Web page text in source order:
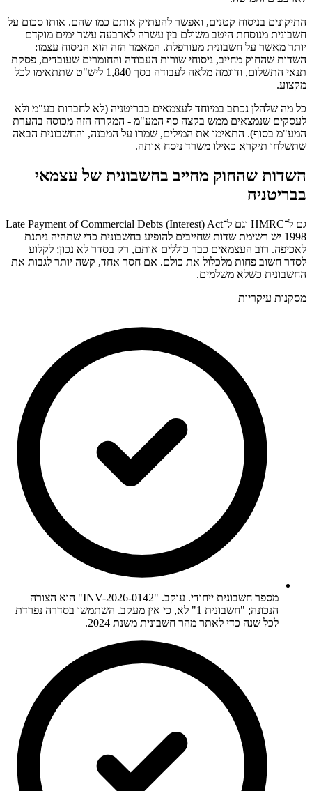
התיקונים בניסוח קטנים, ואפשר להעתיק אותם כמו שהם. אותו סכום על
חשבונית מנוסחת היטב משולם בין עשרה לארבעה עשר ימים מוקדם
יותר מאשר על חשבונית מעורפלת. המאמר הזה הוא הניסוח עצמו:
השדות שהחוק מחייב, ניסוחי שורות העבודה והחומרים שעובדים, פסקת
תנאי התשלום, ודוגמה מלאה לעבודה בסך 1,840 ליש"ט שתתאימו לכל
מקצוע.
כל מה שלהלן נכתב במיוחד לעצמאים בבריטניה (לא לחברות בע"מ ולא
לעסקים שנמצאים ממש בקצה סף המע"מ - המקרה הזה מכוסה בהערת
המע"מ בסוף). התאימו את המילים, שמרו על המבנה, והחשבונית הבאה
שתשלחו תיקרא כאילו משרד ניסח אותה.
השדות שהחוק מחייב בחשבונית של עצמאי
בבריטניה
גם ל־HMRC וגם ל־Late Payment of Commercial Debts (Interest) Act
1998 יש רשימת שדות שחייבים להופיע בחשבונית כדי שתהיה ניתנת
לאכיפה. רוב העצמאים כבר כוללים אותם, רק בסדר לא נכון; לקלוע
לסדר חשוב פחות מלכלול את כולם. אם חסר אחד, קשה יותר לגבות את
החשבונית כשלא משלמים.
מסקנות עיקריות
מספר חשבונית ייחודי. עוקב. "INV-2026-0142" הוא הצורה
הנכונה; "חשבונית 1" לא, כי אין מעקב. השתמשו בסדרה נפרדת
לכל שנה כדי לאתר מהר חשבונית משנת 2024.